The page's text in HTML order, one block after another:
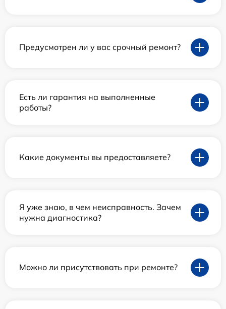
Предусмотрен ли у вас срочный ремонт?
Есть ли гарантия на выполненные
работы?
Какие документы вы предоставляете?
Я уже знаю, в чем неисправность. Зачем
нужна диагностика?
Можно ли присутствовать при ремонте?